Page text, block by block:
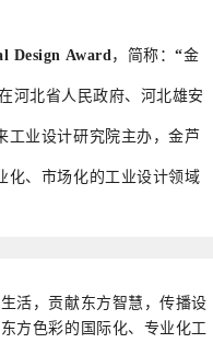
Design Award，简称：“金
河北省人民政府、河北雄安
工业设计研究院主办，金芦
化、市场化的工业设计领域
活，贡献东方智慧，传播设
方色彩的国际化、专业化工